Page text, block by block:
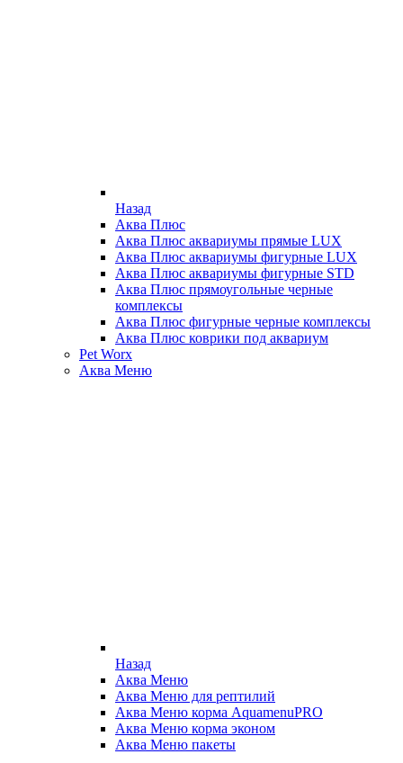
Назад
Аква Плюс
Аква Плюс аквариумы прямые LUX
Аква Плюс аквариумы фигурные LUX
Аква Плюс аквариумы фигурные STD
Аква Плюс прямоугольные черные
комплексы
Аква Плюс фигурные черные комплексы
Аква Плюс коврики под аквариум
Pet Worx
Аква Меню
Назад
Аква Меню
Аква Меню для рептилий
Аква Меню корма AquamenuPRO
Аква Меню корма эконом
Аква Меню пакеты